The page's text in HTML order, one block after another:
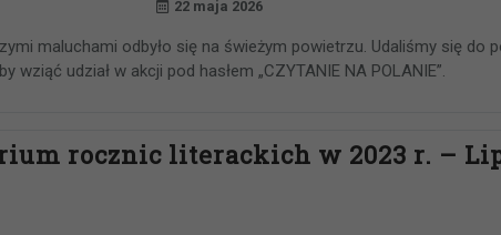
22 maja 2026
maluchami odbyło się na świeżym powietrzu. Udaliśmy się do
wziąć udział w akcji pod hasłem „CZYTANIE NA POLANIE”.
rocznic literackich w 2023 r. –